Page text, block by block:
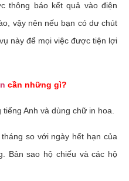
thông báo kết quả vào điện
vậy nên nếu bạn có dư chút
này để mọi việc được tiện lợi
cần những gì?
Anh và dùng chữ in hoa.
so với ngày hết hạn của
Bản sao hộ chiếu và các hộ